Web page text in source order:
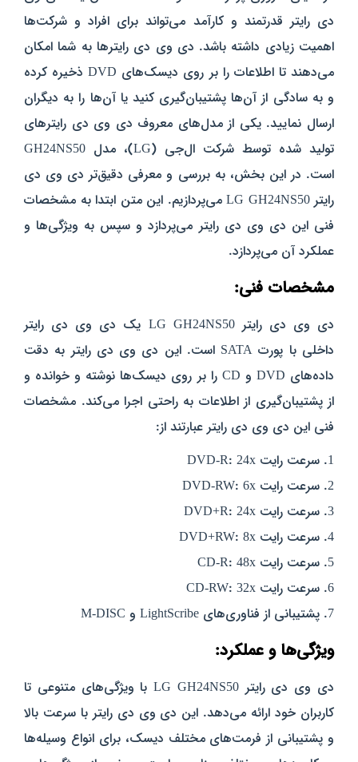
دی رایتر قدرتمند و کارآمد می‌تواند برای افراد و شرکت‌ها
اهمیت زیادی داشته باشد. دی وی دی رایترها به شما امکان
می‌دهند تا اطلاعات را بر روی دیسک‌های DVD ذخیره کرده
و به سادگی از آن‌ها پشتیبان‌گیری کنید یا آن‌ها را به دیگران
ارسال نمایید. یکی از مدل‌های معروف دی وی دی رایتر‌های
تولید شده توسط شرکت ال‌جی (LG)، مدل GH24NS50
است. در این بخش، به بررسی و معرفی دقیق‌تر دی وی دی
رایتر LG GH24NS50 می‌پردازیم. این متن ابتدا به مشخصات
فنی این دی وی دی رایتر می‌پردازد و سپس به ویژگی‌ها و
عملکرد آن می‌پردازد.
مشخصات فنی:
دی وی دی رایتر LG GH24NS50 یک دی وی دی رایتر
داخلی با پورت SATA است. این دی وی دی رایتر به دقت
داده‌های DVD و CD را بر روی دیسک‌ها نوشته و خوانده و
از پشتیبان‌گیری از اطلاعات به راحتی اجرا می‌کند. مشخصات
فنی این دی وی دی رایتر عبارتند از:
1. سرعت رایت DVD-R: 24x
2. سرعت رایت DVD-RW: 6x
3. سرعت رایت DVD+R: 24x
4. سرعت رایت DVD+RW: 8x
5. سرعت رایت CD-R: 48x
6. سرعت رایت CD-RW: 32x
7. پشتیبانی از فناوری‌های LightScribe و M-DISC
ویژگی‌ها و عملکرد:
دی وی دی رایتر LG GH24NS50 با ویژگی‌های متنوعی تا
کاربران خود ارائه می‌دهد. این دی وی دی رایتر با سرعت بالا
و پشتیبانی از فرمت‌های مختلف دیسک، برای انواع وسیله‌ها